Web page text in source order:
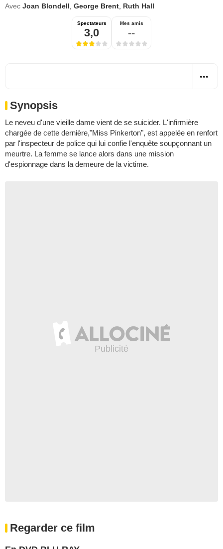
Avec Joan Blondell George Brent Ruth Hall
Spectateurs
3,0
Mes amis
--
Synopsis
Le neveu d'une vieille dame vient de se suicider. L'infirmière
chargée de cette dernière,"Miss Pinkerton", est appelée en renfort
par l'inspecteur de police qui lui confie l'enquête soupçonnant un
meurtre. La femme se lance alors dans une mission
d'espionnage dans la demeure de la victime.
Regarder ce film